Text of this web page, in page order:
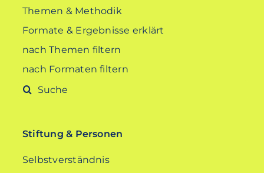
Themen & Methodik
Formate & Ergebnisse erklärt
nach Themen filtern
nach Formaten filtern
Suche
Stiftung & Personen
Selbstverständnis